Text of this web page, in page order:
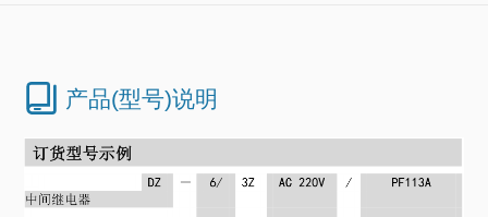
产品(型号)说明